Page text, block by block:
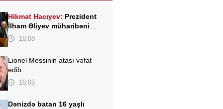
Hikmət Hacıyev: Prezident
İlham Əliyev müharibəni
qazandı, eyni zamanda sülhü
16:08
Lionel Messinin atası vəfat
edib
16:05
Dənizdə batan 16 yaşlı